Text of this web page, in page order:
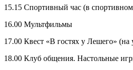
15.15 Спортивный час (в
16.00 Мультфильмы
17.00 Квест «В гостях у Лешего» (на
18.00 Клуб общения. Настольные